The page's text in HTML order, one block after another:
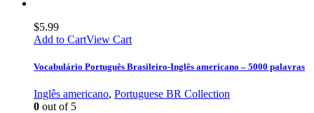
$5.99
Add to CartView Cart
Vocabulário Português Brasileiro-Inglês americano – 5000 palavras
Inglês americano, Portuguese BR Collection
0 out of 5